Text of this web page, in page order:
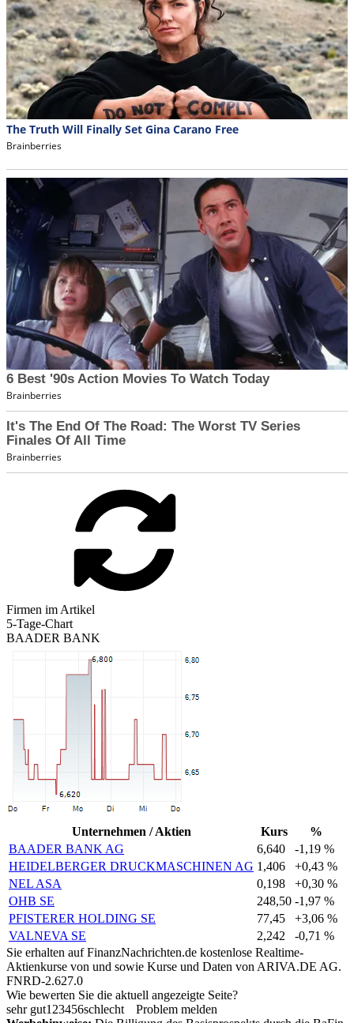
Firmen im Artikel
5-Tage-Chart
BAADER BANK
Unternehmen / Aktien Kurs
%
BAADER BANK AG
6,640
-1,19 %
HEIDELBERGER DRUCKMASCHINEN AG 1,406
+0,43 %
NEL ASA
0,198
+0,30 %
OHB SE
248,50 -1,97 %
PFISTERER HOLDING SE
77,45
+3,06 %
VALNEVA SE
2,242
-0,71 %
Sie erhalten auf FinanzNachrichten.de kostenlose Realtime-
Aktienkurse von und sowie Kurse und Daten von ARIVA.DE AG.
FNRD-2.627.0
Wie bewerten Sie die aktuell angezeigte Seite?
sehr gut1 23456schlecht
Problem melden